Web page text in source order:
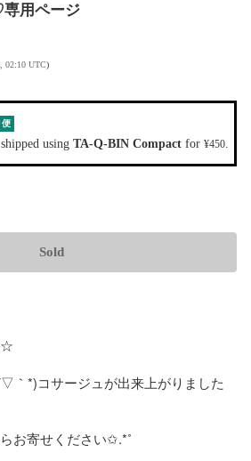
用ページ
02:10 UTC)
便
using TA-Q-BIN Compact for ¥450.
Sold
☆
｀*)コサージュが出来上がりました
お寄せください✩.*˚